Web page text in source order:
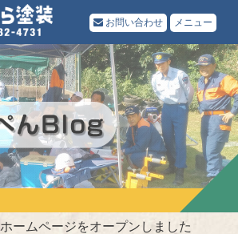
お問い合わせ メニュー
ホームページをオープンしました